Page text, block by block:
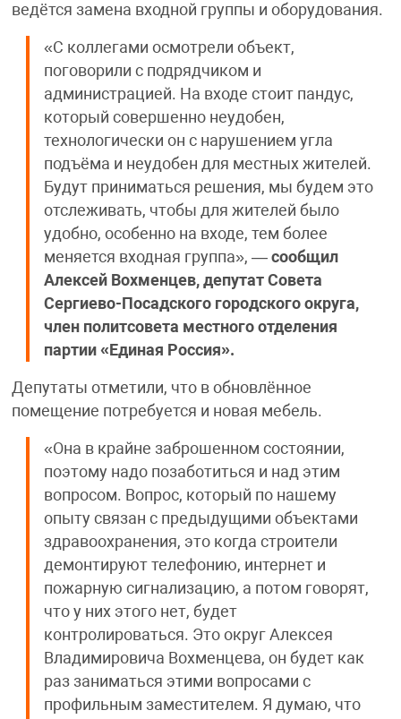
ведётся замена входной группы и оборудования.
«С коллегами осмотрели объект,
поговорили с подрядчиком и
администрацией. На входе стоит пандус,
который совершенно неудобен,
технологически он с нарушением угла
подъёма и неудобен для местных жителей.
Будут приниматься решения, мы будем это
отслеживать, чтобы для жителей было
удобно, особенно на входе, тем более
меняется входная группа», —сообщил
Алексей Вохменцев, депутат Совета
Сергиево-Посадского городского округа,
член политсовета местного отделения
партии «Единая Россия».
Депутаты отметили, что в обновлённое
помещение потребуется и новая мебель.
«Она в крайне заброшенном состоянии,
поэтому надо позаботиться и над этим
вопросом. Вопрос, который по нашему
опыту связан с предыдущими объектами
здравоохранения, это когда строители
демонтируют телефонию, интернет и
пожарную сигнализацию, а потом говорят,
что у них этого нет, будет
контролироваться. Это округ Алексея
Владимировича Вохменцева, он будет как
раз заниматься этими вопросами с
профильным заместителем. Я думаю, что